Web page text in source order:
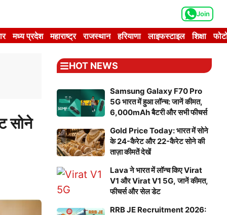
Join
मध्य प्रदेश महाराष्ट्र राजस्थान हरियाणा लाइफस्टाइल शिक्षा
सोने
HOT NEWS
Samsung Galaxy F70 Pro
5G भारत में हुआ लॉन्च: जानें कीमत,
6,000mAh बैटरी और सभी फीचर्स
Gold Price Today: भारत में सोने
के 24-कैरेट और 22-कैरेट सोने की
ताज़ा कीमतें देखें
Lava ने भारत में लॉन्च किए Virat
V1 और Virat V1 5G, जानें कीमत,
फीचर्स और सेल डेट
RRB JE Recruitment 2026: